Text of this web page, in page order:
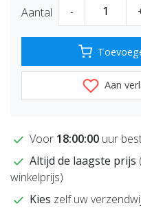
Aantal -
Aan
Voor 18:00:00 uur
Altijd de laagste prijs
winkelprijs)
Kies zelf uw